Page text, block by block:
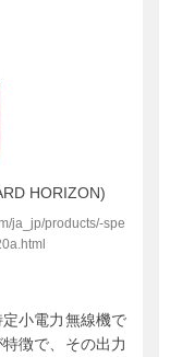
HORIZON)
ja_jp/products/-spe
小電力無線機で
徴で、その出力